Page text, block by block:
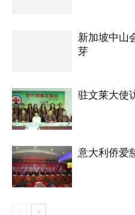
新加坡中山
芽
驻文莱大使
意大利侨爱